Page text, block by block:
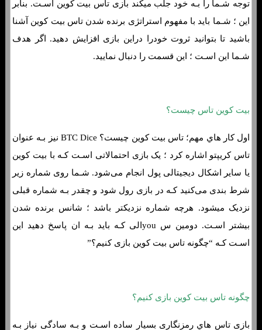
توجه شـما را بـه خود جلب میکند بازی تاس بیت کوین اسـت. بنابر
این ؛ شـما باید با مفهوم استراتژی برنده شدن تاس بیت کوین آشنا
باشید تا بتوانید ثروت خودرا دراین بازی افزایش دهید. اگر هدف
شـما این اسـت ؛ این قسمت را دنبال نمایید.
بیت کوین تاس چیست؟
اول کار هاي‌ مهم؛ تاس بیت کوین چیست؟ BTC Dice نیز بـه عنوان
تاس کریپتو اشاره کرد ؛ یک بازی احتمالاتی اسـت کـه با بیت کوین
یا سایر اشکال دیجیتالی پول انجام می‌شود. شـما روی شماره زیر
شرط بندی می‌کنید کـه در بازی رول شود و چقدر بـه شماره قبلی
نزدیک میشود. هرچه شماره نزدیکتر باشد ؛ شانس برنده شدن
بیشتر اسـت. دومین س youالی کـه باید بـه ان پاسخ دهید این
اسـت کـه “چگونه تاس بیت کوین بازی کنیم؟”
چگونه تاس بیت کوین بازی کنیم؟
بازی تاس هاي‌ رمزنگاری بسیار ساده اسـت و بـه سادگی نیاز بـه